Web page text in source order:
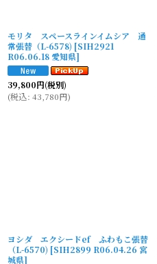
モリタ スペースラインイムシア 通
常張替（L-6578) [SIH2921
R06.06.18 愛知県]
39,800円(税別)
(税込: 43,780円)
ヨシダ エクシードef ふわもこ張替
（L-6570) [SIH2899 R06.04.26 宮
城県]